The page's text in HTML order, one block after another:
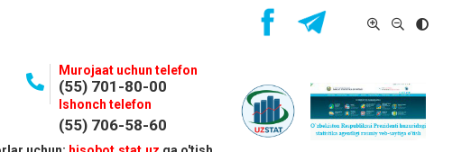
Murojaat uchun telefon
(55) 701-80-00
Ishonch telefon
(55) 706-58-60